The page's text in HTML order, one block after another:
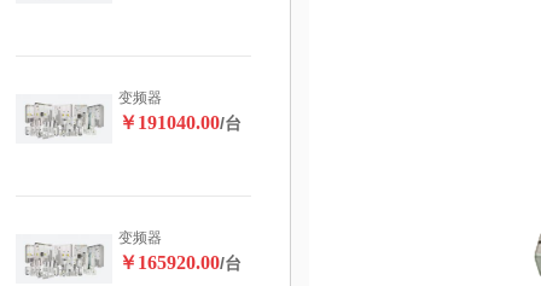
变频器
￥191040.00/台
变频器
￥165920.00/台